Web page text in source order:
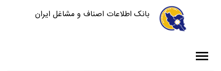
بانک اطلاعات اصناف و مشاغل ایران